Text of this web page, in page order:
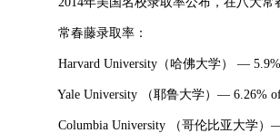
常春藤录取率：
Harvard University（哈佛大学） — 5.9% of
Yale University （耶鲁大学）— 6.26% of
Columbia University （哥伦比亚大学）—